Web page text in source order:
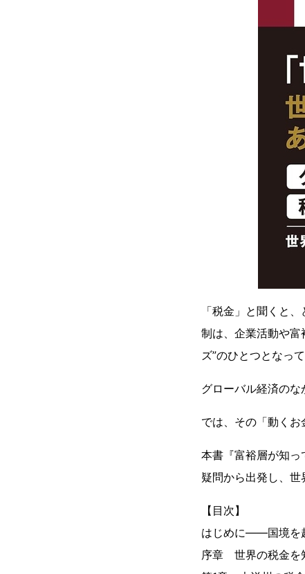
「税金」と聞くと
制は、企業活動や富
ズ”のひとつとなって
グローバル経済のな
では、その「動く
本書『富裕層が知
疑問から出発し、世
【目次】
はじめに――国境を
序章 世界の税金を